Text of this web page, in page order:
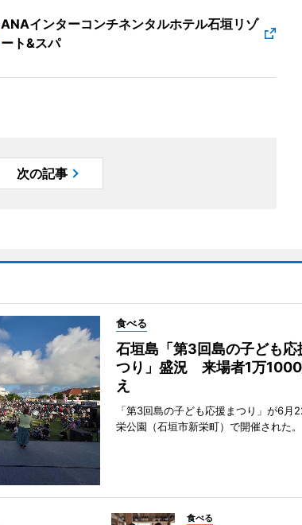
ANAインターコンチネンタルホテル石垣リゾ
ート&スパ
次の記事
食べる
石垣島「第3回島の子ども応
つり」盛況 来場者1万
え
「第3回島の子ども応援まつり」が6月
栄公園（石垣市新栄町）で開催された。
食べる